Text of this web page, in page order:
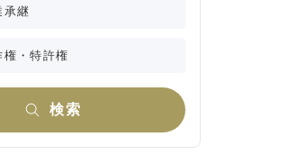
承継
権・特許権
検索